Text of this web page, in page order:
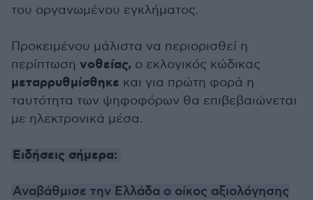
του οργανωμένου εγκλήματος.
Προκειμένου μάλιστα να περιορισθεί η
περίπτωση νοθείας, ο εκλογικός κώδικας
μεταρρυθμίσθηκε και για πρώτη φορά η
ταυτότητα των ψηφοφόρων θα επιβεβαιώνεται
με ηλεκτρονικά μέσα.
Ειδήσεις σήμερα:
Αναβάθμισε την Ελλάδα ο οίκος αξιολόγησης